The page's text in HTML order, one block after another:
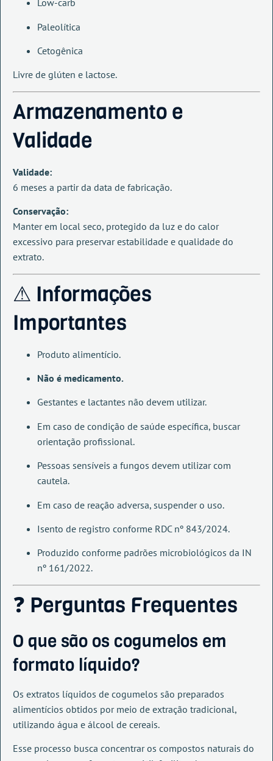
Low-carb
Paleolítica
Cetogênica
Livre de glúten e lactose.
Armazenamento e
Validade
Validade:
6 meses a partir da data de fabricação.
Conservação:
Manter em local seco, protegido da luz e do calor
excessivo para preservar estabilidade e qualidade do
extrato.
⚠ Informações
Importantes
Produto alimentício.
Não é medicamento.
Gestantes e lactantes não devem utilizar.
Em caso de condição de saúde específica, buscar
orientação profissional.
Pessoas sensíveis a fungos devem utilizar com
cautela.
Em caso de reação adversa, suspender o uso.
Isento de registro conforme RDC nº 843/2024.
Produzido conforme padrões microbiológicos da IN
nº 161/2022.
❓ Perguntas Frequentes
O que são os cogumelos em
formato líquido?
Os extratos líquidos de cogumelos são preparados
alimentícios obtidos por meio de extração tradicional,
utilizando água e álcool de cereais.
Esse processo busca concentrar os compostos naturais do